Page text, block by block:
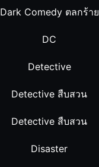
Dark Comedy ตลกร้าย
DC
Detective
Detective สืบสวน
Detective สืบสวน
Disaster